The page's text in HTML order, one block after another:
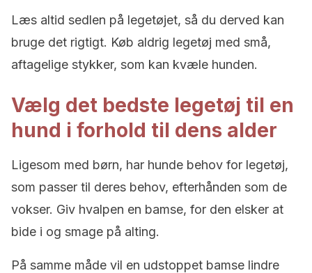
Læs altid sedlen på legetøjet, så du derved kan
bruge det rigtigt. Køb aldrig legetøj med små,
aftagelige stykker, som kan kvæle hunden.
Vælg det bedste legetøj til en
hund i forhold til dens alder
Ligesom med børn, har hunde behov for legetøj,
som passer til deres behov, efterhånden som de
vokser. Giv hvalpen en bamse, for den elsker at
bide i og smage på alting.
På samme måde vil en udstoppet bamse lindre